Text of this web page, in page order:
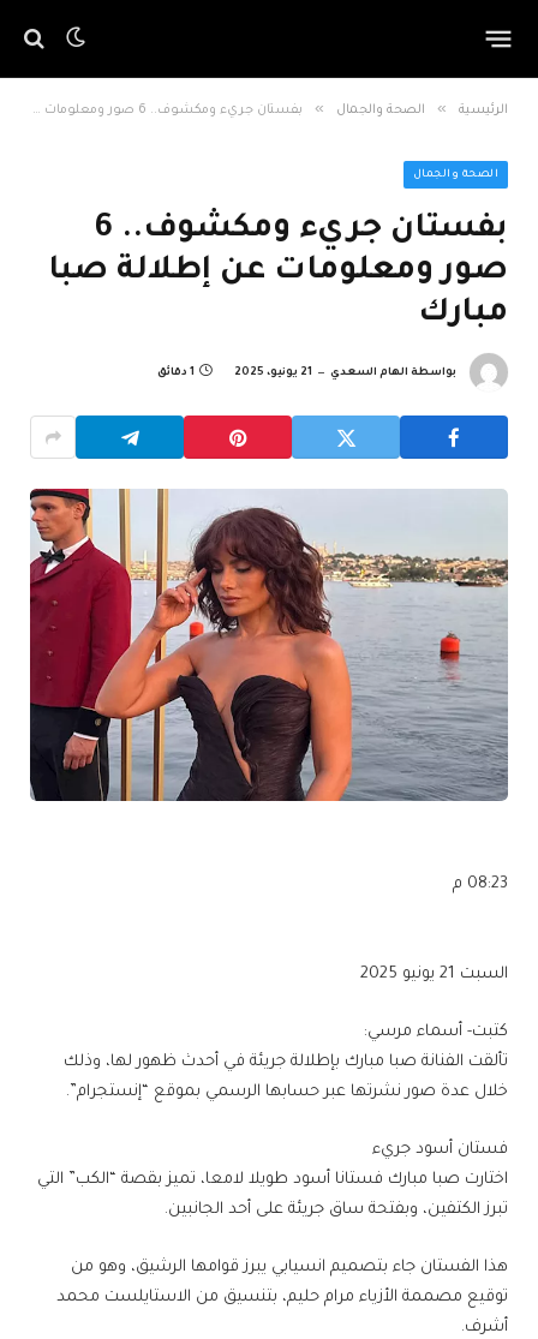
الرئيسية » الصحة والجمال » بفستان جريء ومكشوف.. 6 صور ومعلومات عن إطلالة صبا مبارك
الصحة والجمال
بفستان جريء ومكشوف.. 6
صور ومعلومات عن إطلالة صبا
مبارك
بواسطة الهام السعدي 21 يونيو، 2025 1 دقائق
08:23 م
السبت 21 يونيو 2025
كتبت- أسماء مرسي:
تألقت الفنانة صبا مبارك بإطلالة جريئة في أحدث ظهور لها، وذلك
خلال عدة صور نشرتها عبر حسابها الرسمي بموقع “إنستجرام”.
فستان أسود جريء
اختارت صبا مبارك فستانا أسود طويلا لامعا، تميز بقصة “الكب” التي
تبرز الكتفين، وبفتحة ساق جريئة على أحد الجانبين.
هذا الفستان جاء بتصميم انسيابي يبرز قوامها الرشيق، وهو من
توقيع مصممة الأزياء مرام حليم، بتنسيق من الاستايلست محمد
أشرف.